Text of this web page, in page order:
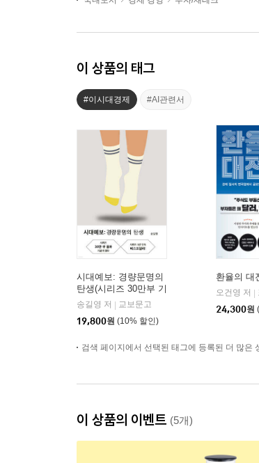
이 상품의 태그
#이시대경제 #AI관련서
시대예보: 경량문명의
탄생(시리즈 30만부 기
념 리커버 한정판)
송길영 저
교보문고
19,800원 (10% 할인)
환율의 대
오건영 저
24,300원
검색 페이지에서 선택된 태그에 등록된 더 많은
이 상품의 이벤트 (5개)